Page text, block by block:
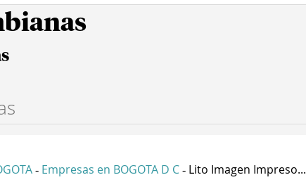
- Empresas en BOGOTA D C - Lito Imagen Impreso...